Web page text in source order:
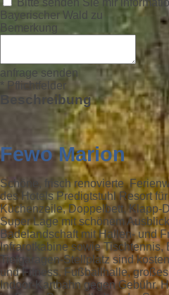
Bitte senden Sie mir
Bayerischer Wald zu
Bemerkung
anfrage senden
* Pflichtfelder
Beschreibung
Fewo Marion
Schöne, frisch renovierte
des Hotels Predigtstuhl Resort für
Küchenzeile, Doppelbett, Klapp-
Super Lage mit schönem
Badelandschaft mit Hallen- und
Infrarotkabine sowie Tischtennis,
Tiefgaragen-Stellplatz sind
und Fitness. Fußballhalle,
Indoor-Kartbahn gegen Gebühr.